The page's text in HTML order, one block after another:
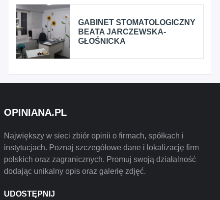
GABINET STOMATOLOGICZNY
BEATA JARCZEWSKA-
GŁOŚNICKA
OPINIANA.PL
Największy w sieci zbiór opinii o firmach, spółkach i
instytucjach. Poznaj szczegółowe dane i lokalizację firm
polskich oraz zagranicznych. Promuj swoją działalność
dodając unikalny opis oraz galerię zdjęć.
UDOSTĘPNIJ